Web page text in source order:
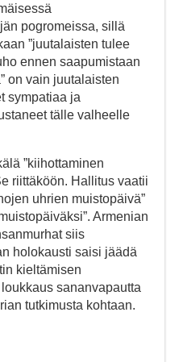
pogromeissa, sillä
”juutalaisten tulee
ennen saapumistaan
on vain juutalaisten
sympatiaa ja
tälle valheelle
”kiihottaminen
riittäköön. Hallitus vaatii
uhrien muistopäivä”
Armenian
siis
holokausti saisi jäädä
kieltämisen
sananvapautta
tutkimusta kohtaan.